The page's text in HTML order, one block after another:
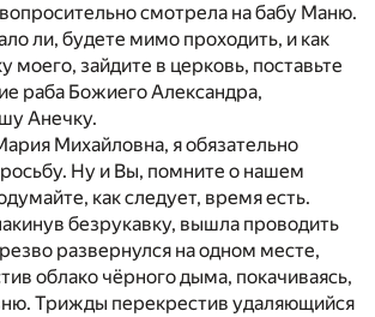
смотрела на бабу Маню.
ли, будете мимо проходить, и как
моего, зайдите в церковь, поставьте
раба Божиего Александра,
Анечку.
Михайловна, я обязательно
Ну и Вы, помните о нашем
как следует, время есть.
безрукавку, вышла проводить
развернулся на одном месте,
облако чёрного дыма, покачиваясь,
Трижды перекрестив удаляющийся